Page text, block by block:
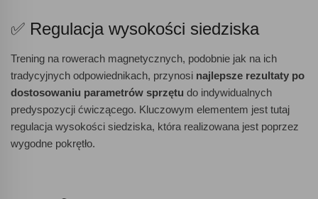
✅ Regulacja wysokości siedziska
Trening na rowerach magnetycznych, podobnie jak na ich
tradycyjnych odpowiednikach, przynosi najlepsze rezultaty po
dostosowaniu parametrów sprzętu do indywidualnych
predyspozycji ćwiczącego. Kluczowym elementem jest tutaj
regulacja wysokości siedziska, która realizowana jest poprzez
wygodne pokrętło.